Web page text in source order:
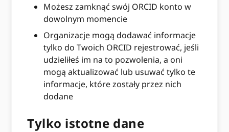
Możesz zamknąć swój ORCID konto w
dowolnym momencie
Organizacje mogą dodawać informacje
tylko do Twoich ORCID rejestrować, jeśli
udzieliłeś im na to pozwolenia, a oni
mogą aktualizować lub usuwać tylko te
informacje, które zostały przez nich
dodane
Tylko istotne dane